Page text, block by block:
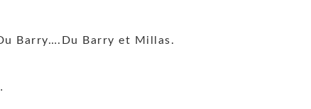
Barry….Du Barry et Millas.